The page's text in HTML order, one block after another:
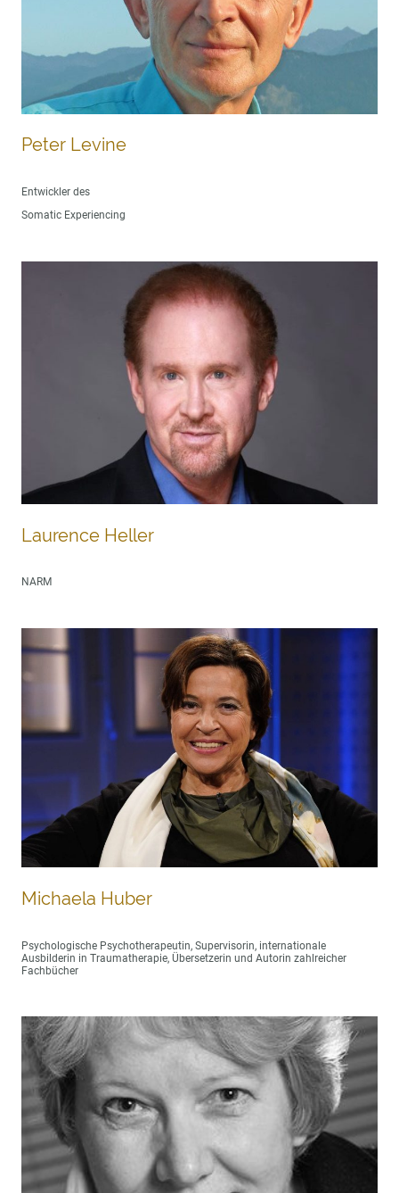
Peter Levine
Entwickler des
Somatic Experiencing
Laurence Heller
NARM
Michaela Huber
Psychologische Psychotherapeutin, Supervisorin, internationale
Ausbilderin in Traumatherapie, Übersetzerin und Autorin zahlreicher
Fachbücher